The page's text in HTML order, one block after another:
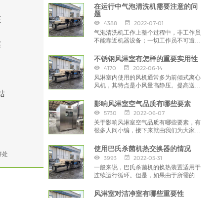
处
使用风淋室。
在运行中气泡清洗机需要注意的问
题
4388
2022-07-01
气泡清洗机工作上整个过程中，非工作员
不能靠近机器设备；一切工作员不可逾越
量立刻停止运作，
不锈钢风淋室有怎样的重要实用性
4170
2022-06-14
风淋室内使用的风机通常多为前倾式离心
风机，其特点是小风量高静压。提高送风
要求，
影响风淋室空气品质有哪些要素
5730
2022-06-07
关于影响风淋室空气品质有哪些要素，有
很多人问小编，接下来就由我们为大家解
使用巴氏杀菌机热交换器的情况
3993
2022-05-31
一般来说，巴氏杀菌机的换热装置适用于
连续运行循环。但是，如果由于所需的热
须提前采取预防措施，
风淋室对洁净室有哪些重要性